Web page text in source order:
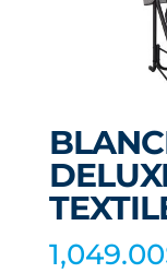
1,049.00